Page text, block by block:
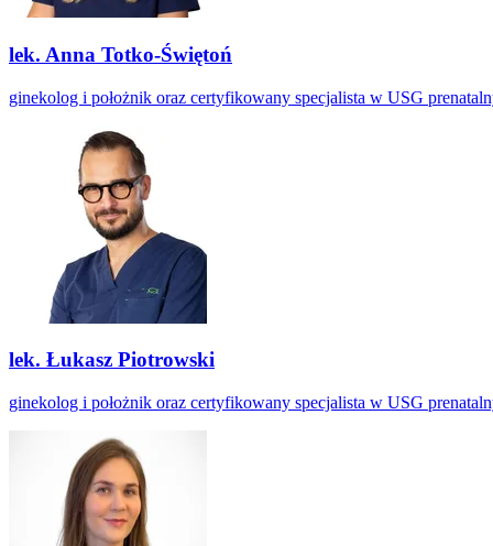
lek. Anna Totko-Świętoń
ginekolog i położnik oraz certyfikowany specjalista w USG
lek. Łukasz Piotrowski
ginekolog i położnik oraz certyfikowany specjalista w USG